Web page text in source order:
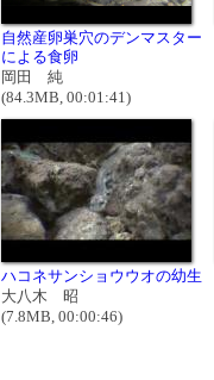
自然産卵巣穴のデンマスター
による食卵
岡田 純
(84.3MB, 00:01:41)
ハコネサンショウウオの幼生
大八木 昭
(7.8MB, 00:00:46)